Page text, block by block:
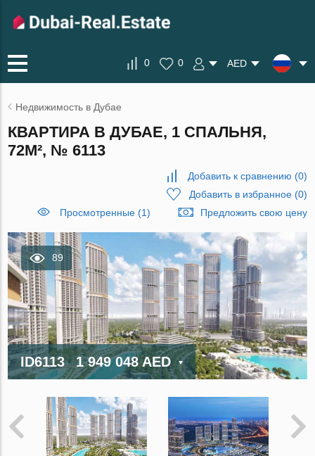
0 0 AED
Недвижимость в Дубае
КВАРТИРА В ДУБАЕ, 1 СПАЛЬНЯ,
72М², № 6113
Добавить к сравнению (0)
Добавить в избранное(0)
Просмотренные (1)
Предложить свою цену
89
ID6113 1 949 048 AED